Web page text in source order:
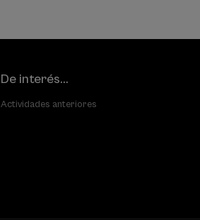
De interés...
Actividades anteriores